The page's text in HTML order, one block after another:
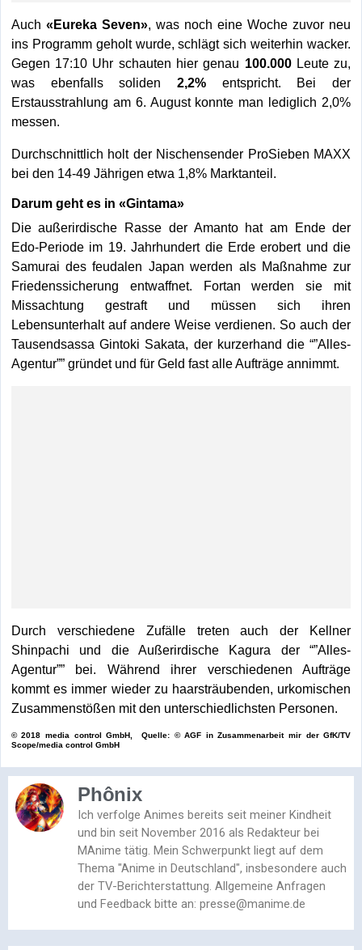
Auch «Eureka Seven», was noch eine Woche zuvor neu
ins Programm geholt wurde, schlägt sich weiterhin wacker.
Gegen 17:10 Uhr schauten hier genau 100.000Leute zu,
was ebenfalls soliden 2,2% entspricht. Bei der
Erstausstrahlung am 6. August konnte man lediglich 2,0%
messen.
Durchschnittlich holt der Nischensender ProSieben MAXX
bei den 14-49 Jährigen etwa 1,8% Marktanteil.
Darum geht es in «Gintama»
Die außerirdische Rasse der Amanto hat am Ende der
Edo-Periode im 19. Jahrhundert die Erde erobert und die
Samurai des feudalen Japan werden als Maßnahme zur
Friedenssicherung entwaffnet. Fortan werden sie mit
Missachtung gestraft und müssen sich ihren
Lebensunterhalt auf andere Weise verdienen. So auch der
Tausendsassa Gintoki Sakata, der kurzerhand die “”Alles-
Agentur”” gründet und für Geld fast alle Aufträge annimmt.
Durch verschiedene Zufälle treten auch der Kellner
Shinpachi und die Außerirdische Kagura der “”Alles-
Agentur”” bei. Während ihrer verschiedenen Aufträge
kommt es immer wieder zu haarsträubenden, urkomischen
Zusammenstößen mit den unterschiedlichsten Personen.
© 2018 media control GmbH, Quelle: © AGF in Zusammenarbeit mir der GfK/TV
Scope/media control GmbH
Phônix
Ich verfolge Animes bereits seit meiner Kindheit
und bin seit November 2016 als Redakteur bei
MAnime tätig. Mein Schwerpunkt liegt auf dem
Thema "Anime in Deutschland", insbesondere auch
der TV-Berichterstattung. Allgemeine Anfragen
und Feedback bitte an: presse@manime.de